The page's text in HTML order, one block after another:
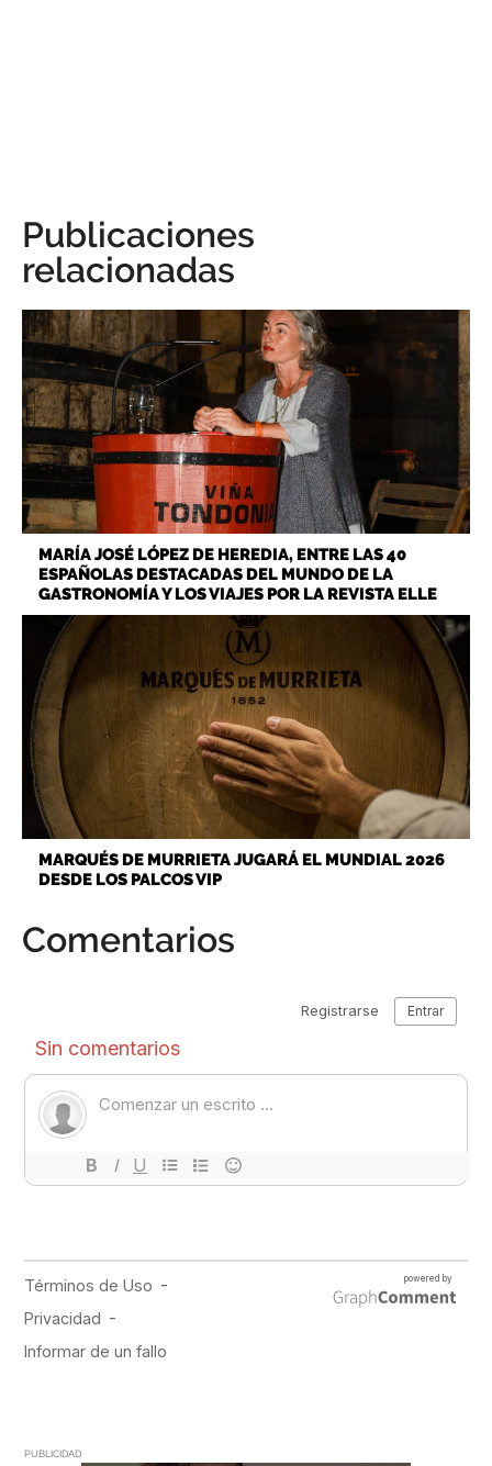
Publicaciones
relacionadas
MARÍA JOSÉ LÓPEZ DE HEREDIA, ENTRE LAS 40
ESPAÑOLAS DESTACADAS DEL MUNDO DE LA
GASTRONOMÍA Y LOS VIAJES POR LA REVISTA ELLE
MARQUÉS DE MURRIETA JUGARÁ EL MUNDIAL 2026
DESDE LOS PALCOS VIP
Comentarios